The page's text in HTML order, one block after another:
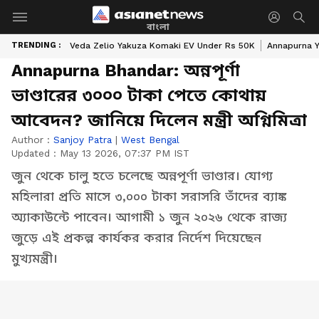
বাংলা
TRENDING : Veda Zelio Yakuza Komaki EV Under Rs 50K Annapurna
Annapurna Bhandar: অন্নপূর্ণা
ভাণ্ডারের ৩০০০ টাকা পেতে কোথায়
আবেদন? জানিয়ে দিলেন মন্ত্রী অগ্নিমিত্রা
Author : Sanjoy Patra | West Bengal
Updated : May 13 2026, 07:37 PM IST
জুন থেকে চালু হতে চলেছে অন্নপূর্ণা ভাণ্ডার। যোগ্য
মহিলারা প্রতি মাসে ৩,০০০ টাকা সরাসরি তাঁদের ব্যাঙ্ক
অ্যাকাউন্টে পাবেন। আগামী ১ জুন ২০২৬ থেকে রাজ্য
জুড়ে এই প্রকল্প কার্যকর করার নির্দেশ দিয়েছেন
মুখ্যমন্ত্রী।